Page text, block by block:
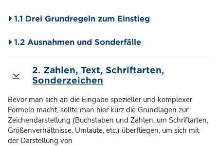
1.1 Drei Grundregeln zum Einstieg
1.2 Ausnahmen und Sonderfälle
Einklappen
2. Zahlen, Text, Schriftarten,
Sonderzeichen
Bevor man sich an die Eingabe spezieller und komplexer
Formeln macht, sollte man hier kurz die Grundlagen zur
Zeichendarstellung (Buchstaben und Zahlen, um Schriftarten,
Größenverhältnisse, Umlaute, etc.) überfliegen, um sich mit
der Darstellung von